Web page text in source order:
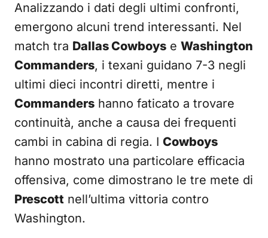
Analizzando i dati degli ultimi confronti,
emergono alcuni trend interessanti. Nel
match tra Dallas Cowboys e Washington
Commanders, i texani guidano 7-3 negli
ultimi dieci incontri diretti, mentre i
Commanders hanno faticato a trovare
continuità, anche a causa dei frequenti
cambi in cabina di regia. I Cowboys
hanno mostrato una particolare efficacia
offensiva, come dimostrano le tre mete di
Prescott nell’ultima vittoria contro
Washington.